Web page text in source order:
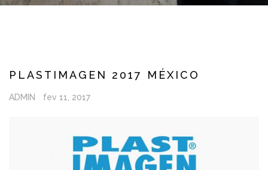
PLASTIMAGEN 2017 MÉXICO
ADMIN fev 11, 2017